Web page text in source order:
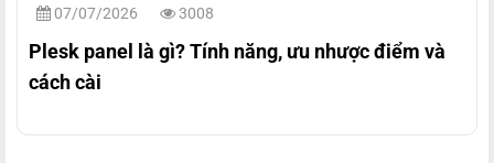
07/07/2026 3008
Plesk panel là gì? Tính năng, ưu nhược điểm và
cách cài